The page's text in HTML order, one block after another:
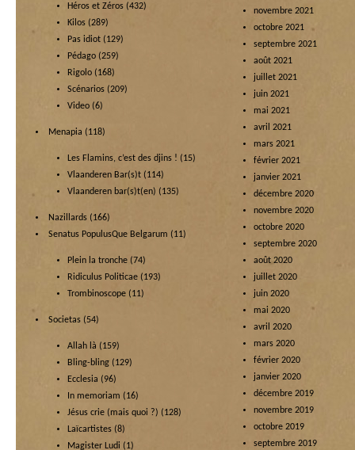
Héros et Zéros (432)
Kilos (289)
Pas idiot (129)
Pédago (259)
Rigolo (168)
Scénarios (209)
Video (6)
Menapia (118)
Les Flamins, c’est des djins ! (15)
Vlaanderen Bar(s)t (114)
Vlaanderen bar(s)t(en) (135)
Nazillards (166)
Senatus PopulusQue Belgarum (11)
Plein la tronche (74)
Ridiculus Politicae (193)
Trombinoscope (11)
Societas (54)
Allah là (159)
Bling-bling (129)
Ecclesia (96)
In memoriam (16)
Jésus crie (mais quoi ?) (128)
Laïcartistes (8)
Magister Ludi (1)
novembre 2021
octobre 2021
septembre 2021
août 2021
juillet 2021
juin 2021
mai 2021
avril 2021
mars 2021
février 2021
janvier 2021
décembre 2020
novembre 2020
octobre 2020
septembre 2020
août 2020
juillet 2020
juin 2020
mai 2020
avril 2020
mars 2020
février 2020
janvier 2020
décembre 2019
novembre 2019
octobre 2019
septembre 2019